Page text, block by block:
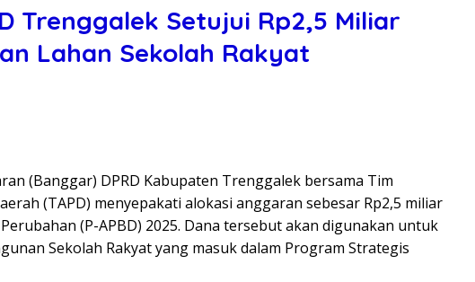
Trenggalek Setujui Rp2,5 Miliar
Lahan Sekolah Rakyat
(Banggar) DPRD Kabupaten Trenggalek bersama Tim
(TAPD) menyepakati alokasi anggaran sebesar Rp2,5 miliar
(P-APBD) 2025. Dana tersebut akan digunakan untuk
Sekolah Rakyat yang masuk dalam Program Strategis